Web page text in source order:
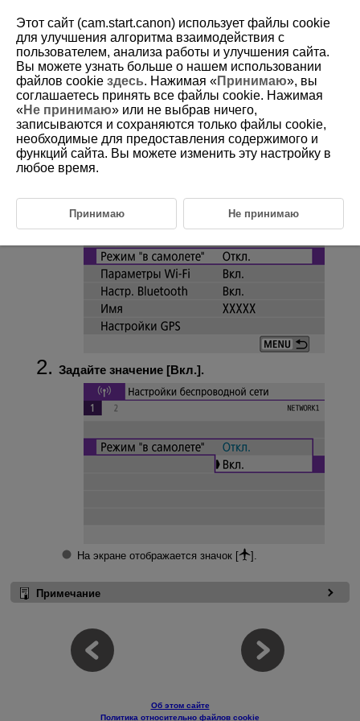
D101-154
Режим «В самолете»
ФункцииWi-Fiи Bluetooth можно временно отключить.
Задайте значение [Вкл.].
На экране отображается значок [ ].
Примечание
Об этом сайте
Политика относительно файлов cookie
Этот сайт (cam.start.canon) использует файлы cookie
для улучшения алгоритма взаимодействия с
пользователем, анализа работы и улучшения сайта.
Вы можете узнать больше о нашем использовании
файлов cookie здесь. Нажимая «Принимаю», вы
соглашаетесь принять все файлы cookie. Нажимая
«Не принимаю» или не выбрав ничего,
записываются и сохраняются только файлы cookie,
необходимые для предоставления содержимого и
функций сайта. Вы можете изменить эту настройку в
любое время.
Принимаю Не принимаю